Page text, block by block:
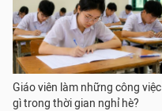
Giáo viên làm những công việc
gì trong thời gian nghỉ hè?